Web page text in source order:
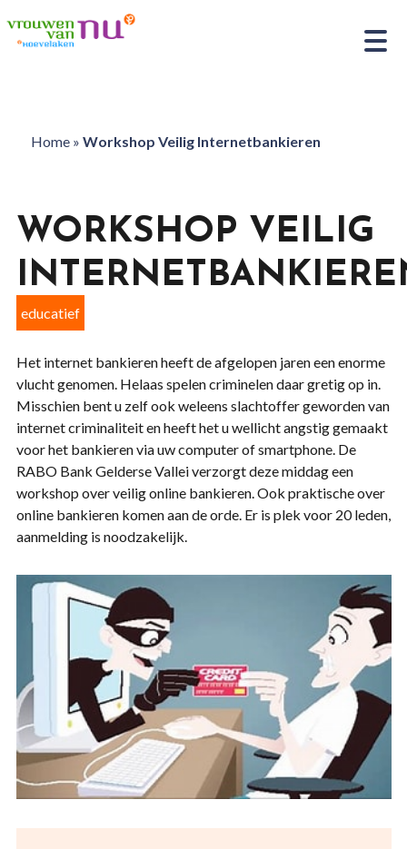
Home» Workshop Veilig Internetbankieren
WORKSHOP VEILIG
educatief
Het internet bankieren heeft de afgelopen jaren een enorme
vlucht genomen. Helaas spelen criminelen daar gretig op in.
Misschien bent u zelf ook weleens slachtoffer geworden van
internet criminaliteit en heeft het u wellicht angstig gemaakt
voor het bankieren via uw computer of smartphone. De
RABO Bank Gelderse Vallei verzorgt deze middag een
workshop over veilig online bankieren. Ook praktische over
online bankieren komen aan de orde. Er is plek voor 20 leden,
aanmelding is noodzakelijk.